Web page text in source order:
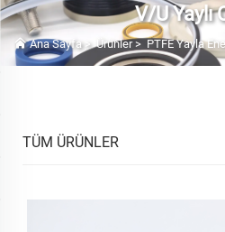
V/U Yaylı
Ana Sayfa>Ürünler> PTFE Yayla
TÜM ÜRÜNLER